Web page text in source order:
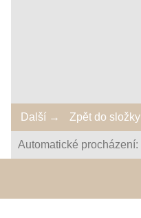
Další → Zpět do složky
Automatické procházení: